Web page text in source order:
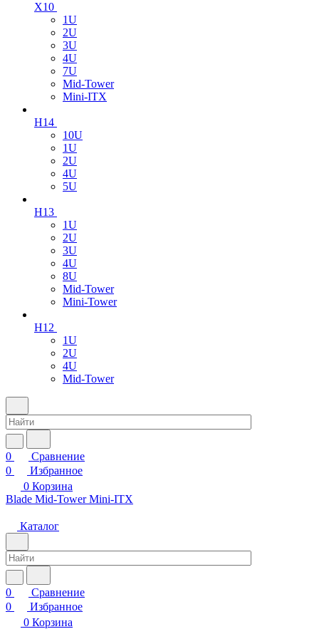
X10
1U
2U
3U
4U
7U
Mid-Tower
Mini-ITX
H14
10U
1U
2U
4U
5U
H13
1U
2U
3U
4U
8U
Mid-Tower
Mini-Tower
H12
1U
2U
4U
Mid-Tower
0
Сравнение
0
Избранное
0 Корзина
Blade Mid-Tower Mini-ITX
Каталог
0
Сравнение
0
Избранное
0 Корзина